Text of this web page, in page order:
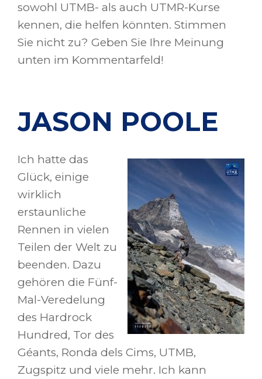
sowohl UTMB- als auch UTMR-Kurse
kennen, die helfen könnten. Stimmen
Sie nicht zu? Geben Sie Ihre Meinung
unten im Kommentarfeld!
JASON POOLE
Ich hatte das
Glück, einige
wirklich
erstaunliche
Rennen in vielen
Teilen der Welt zu
beenden. Dazu
gehören die Fünf-
Mal-Veredelung
des Hardrock
Hundred, Tor des
Géants, Ronda dels Cims, UTMB,
Zugspitz und viele mehr. Ich kann